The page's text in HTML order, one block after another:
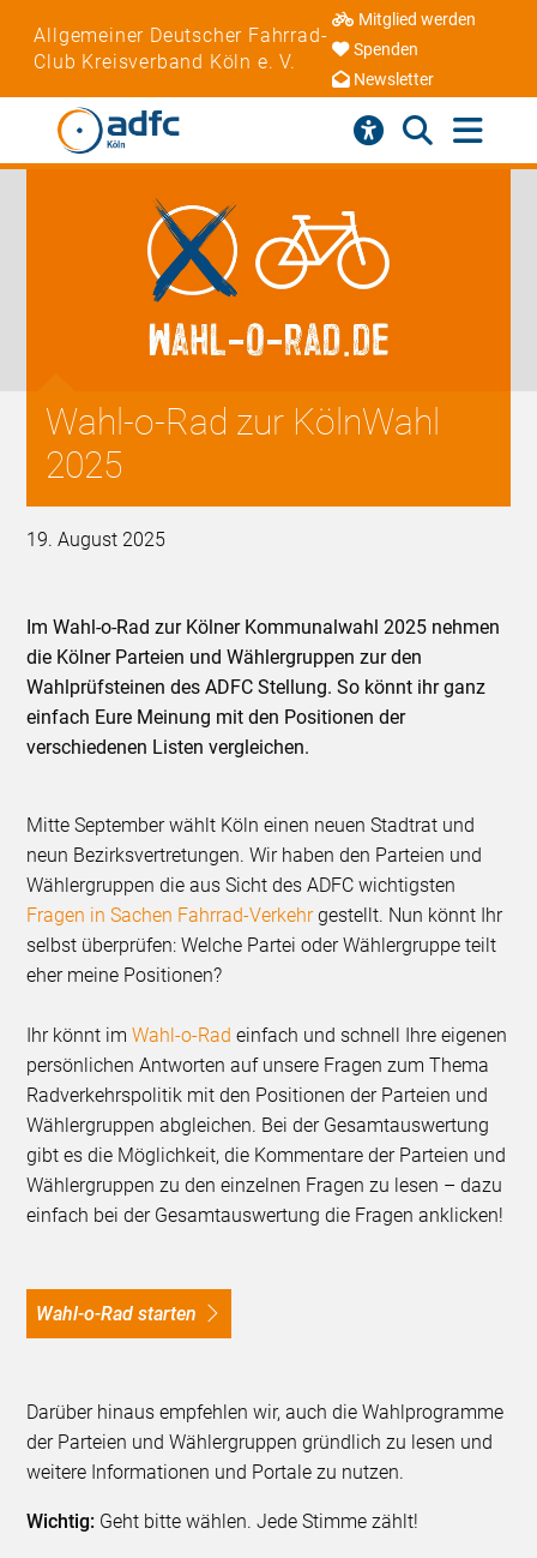
Allgemeiner Deutscher Fahrrad-
Club Kreisverband Köln e. V.
Mitglied werden
Spenden
Newsletter
Wahl-o-Rad zur KölnWahl
2025
19. August 2025
Im Wahl-o-Rad zur Kölner Kommunalwahl 2025 nehmen
die Kölner Parteien und Wählergruppen zur den
Wahlprüfsteinen des ADFC Stellung. So könnt ihr ganz
einfach Eure Meinung mit den Positionen der
verschiedenen Listen vergleichen.
Mitte September wählt Köln einen neuen Stadtrat und
neun Bezirksvertretungen. Wir haben den Parteien und
Wählergruppen die aus Sicht des ADFC wichtigsten
Fragen in Sachen Fahrrad-Verkehrgestellt. Nun könnt Ihr
selbst überprüfen: Welche Partei oder Wählergruppe teilt
eher meine Positionen?
Ihr könnt imWahl-o-Rad einfach und schnell Ihre eigenen
persönlichen Antworten auf unsere Fragen zum Thema
Radverkehrspolitik mit den Positionen der Parteien und
Wählergruppen abgleichen. Bei der Gesamtauswertung
gibt es die Möglichkeit, die Kommentare der Parteien und
Wählergruppen zu den einzelnen Fragen zu lesen – dazu
einfach bei der Gesamtauswertung die Fragen anklicken!
Wahl-o-Rad starten
Darüber hinaus empfehlen wir, auch die Wahlprogramme
der Parteien und Wählergruppen gründlich zu lesen und
weitere Informationen und Portale zu nutzen.
Wichtig: Geht bitte wählen. Jede Stimme zählt!